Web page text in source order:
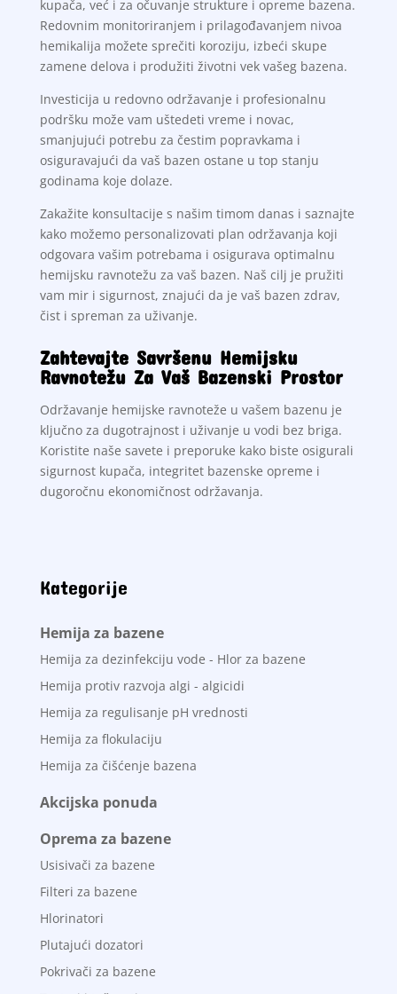
kupača, već i za očuvanje strukture i opreme bazena.
Redovnim monitoriranjem i prilagođavanjem nivoa
hemikalija možete sprečiti koroziju, izbeći skupe
zamene delova i produžiti životni vek vašeg bazena.
Investicija u redovno održavanje i profesionalnu
podršku može vam uštedeti vreme i novac,
smanjujući potrebu za čestim popravkama i
osiguravajući da vaš bazen ostane u top stanju
godinama koje dolaze.
Zakažite konsultacije s našim timom danas i saznajte
kako možemo personalizovati plan održavanja koji
odgovara vašim potrebama i osigurava optimalnu
hemijsku ravnotežu za vaš bazen. Naš cilj je pružiti
vam mir i sigurnost, znajući da je vaš bazen zdrav,
čist i spreman za uživanje.
Zahtevajte Savršenu Hemijsku
Ravnotežu Za Vaš Bazenski Prostor
Održavanje hemijske ravnoteže u vašem bazenu je
ključno za dugotrajnost i uživanje u vodi bez briga.
Koristite naše savete i preporuke kako biste osigurali
sigurnost kupača, integritet bazenske opreme i
dugoročnu ekonomičnost održavanja.
Kategorije
Hemija za bazene
Hemija za dezinfekciju vode - Hlor za bazene
Hemija protiv razvoja algi - algicidi
Hemija za regulisanje pH vrednosti
Hemija za flokulaciju
Hemija za čišćenje bazena
Akcijska ponuda
Oprema za bazene
Usisivači za bazene
Filteri za bazene
Hlorinatori
Plutajući dozatori
Pokrivači za bazene